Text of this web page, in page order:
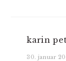
karin
30. januar